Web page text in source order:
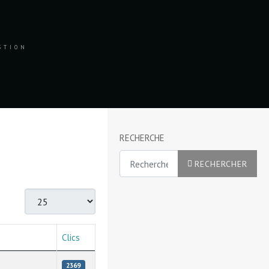
RECHERCHE
RECHERCHER
Afficher #
Clics
2369